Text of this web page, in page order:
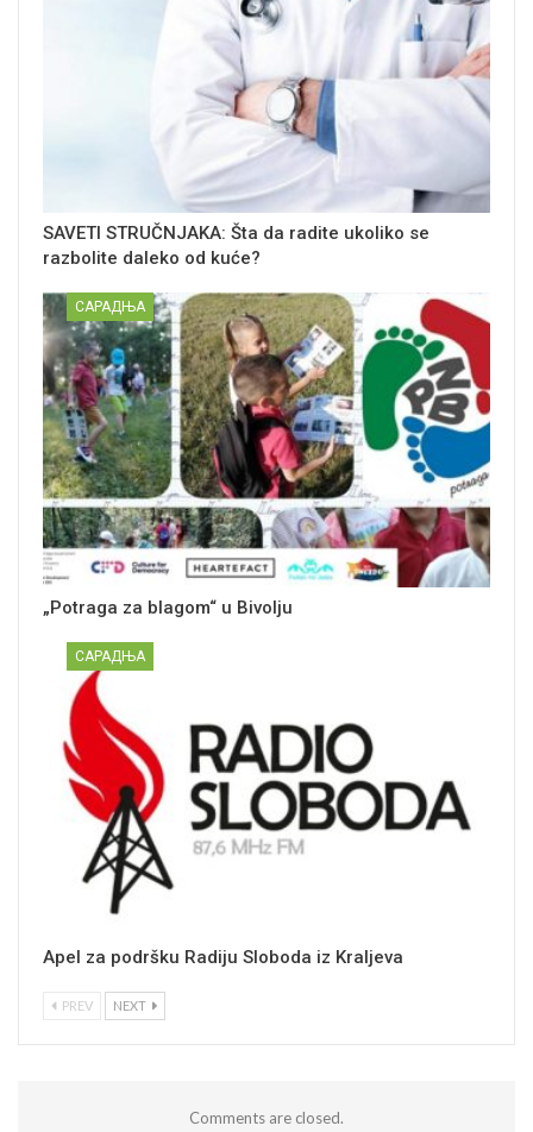
SAVETI STRUČNJAKA: Šta da radite ukoliko se
razbolite daleko od kuće?
САРАДЊА
„Potraga za blagom“ u Bivolju
САРАДЊА
Apel za podršku Radiju Sloboda iz Kraljeva
PREV NEXT
Comments are closed.